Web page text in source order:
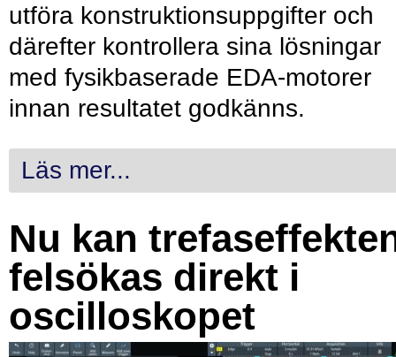
utföra konstruktionsuppgifter och
därefter kontrollera sina lösningar
med fysikbaserade EDA-motorer
innan resultatet godkänns.
Läs mer...
Nu kan
felsökas direkt i
oscilloskopet